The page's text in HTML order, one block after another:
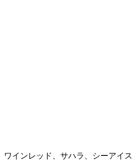
インレッド、サハラ、シーアイス